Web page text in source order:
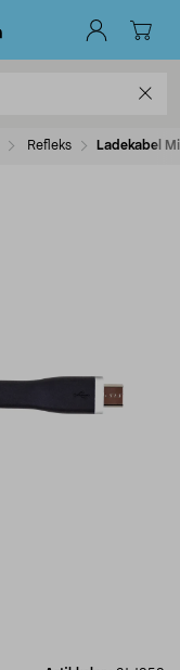
Refleks Ladekabel